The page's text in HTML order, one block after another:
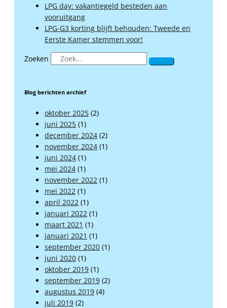
LPG day: vakantiegeld besteden aan
vooruitgang
LPG-G3 korting blijft behouden: Tweede en
Eerste Kamer stemmen voor!
Zoeken
Blog berichten archief
oktober 2025 (2)
juni 2025 (1)
december 2024 (2)
november 2024 (1)
juni 2024 (1)
mei 2024 (1)
november 2022 (1)
mei 2022 (1)
april 2022 (1)
januari 2022 (1)
maart 2021 (1)
januari 2021 (1)
september 2020 (1)
juni 2020 (1)
oktober 2019 (1)
september 2019 (2)
augustus 2019 (4)
juli 2019 (2)